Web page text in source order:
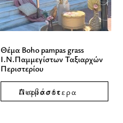
Θέμα Boho pampas grass
Ι.Ν.Παμμεγίστων Ταξιαρχών
Περιστερίου
Διαβάστε Περισσότερα